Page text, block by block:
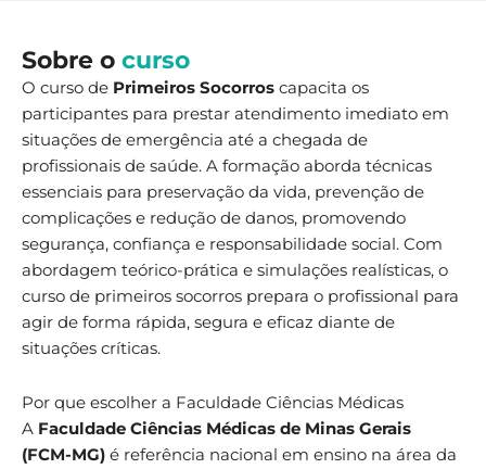
Sobre o curso
O curso de Primeiros Socorros capacita os
participantes para prestar atendimento imediato em
situações de emergência até a chegada de
profissionais de saúde. A formação aborda técnicas
essenciais para preservação da vida, prevenção de
complicações e redução de danos, promovendo
segurança, confiança e responsabilidade social. Com
abordagem teórico-prática e simulações realísticas, o
curso de primeiros socorros prepara o profissional para
agir de forma rápida, segura e eficaz diante de
situações críticas.
Por que escolher a Faculdade Ciências Médicas
A Faculdade Ciências Médicas de Minas Gerais
(FCM-MG) é referência nacional em ensino na área da